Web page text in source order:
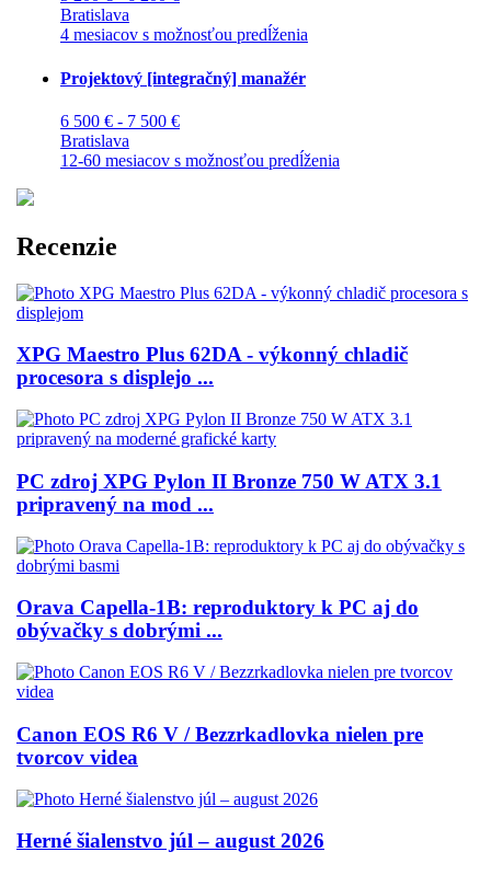
Bratislava
4 mesiacov s možnosťou predĺženia
Projektový [integračný] manažér
6 500 € - 7 500 €
Bratislava
12-60 mesiacov s možnosťou predĺženia
Recenzie
XPG Maestro Plus 62DA - výkonný chladič
procesora s displejo ...
PC zdroj XPG Pylon II Bronze 750 W ATX 3.1
pripravený na mod ...
Orava Capella-1B: reproduktory k PC aj do
obývačky s dobrými ...
Canon EOS R6 V / Bezzrkadlovka nielen pre
tvorcov videa
Herné šialenstvo júl – august 2026